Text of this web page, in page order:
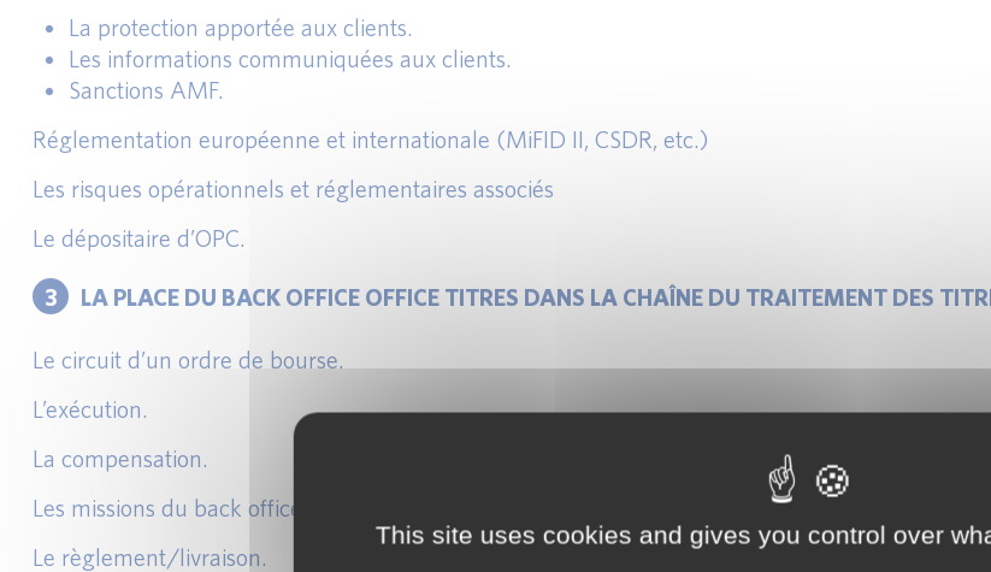
La protection apportée aux clients.
Les informations communiquées aux clients.
Sanctions AMF.
Réglementation européenne et internationale (MiFID II, CSDR, etc.)
Les risques opérationnels et réglementaires associés
Le dépositaire d’OPC.
3 LA PLACE DU BACK OFFICE OFFICE TITRES DANS LA CHAÎNE DU TRAITEMENT DES
Le circuit d’un ordre de bourse.
L’exécution.
La compensation.
Les missions du back office.
Le règlement/livraison.
This site uses cookies and gives you control over